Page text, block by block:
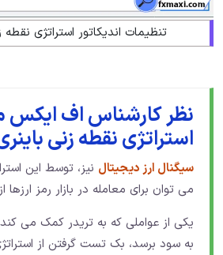
تنظیمات اندیکاتور استراتژی
نظر کارشناس اف ایکس
استراتژی نقطه زنی
سیگنال ارز دیجیتال نیز، توسط این
می توان برای معامله در بازار رمز ارزها
یکی از عواملی که به تریدر کمک می
به سود برسد، بک تست گرفتن از